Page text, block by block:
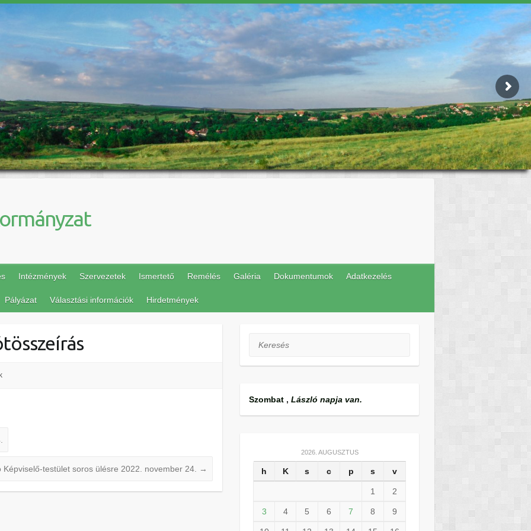
Intézmények Szervezetek Ismertető Remélés Galéria Dokumentumok Adatkezelés
Pályázat Választási információk Hirdetmények
Képviselő-testület soros ülésre 2022. november 24. →
Keresés
Szombat , László napja van.
2026. AUGUSZTUS
h K s c p s v
1 2
3 4 5 6 7 8 9